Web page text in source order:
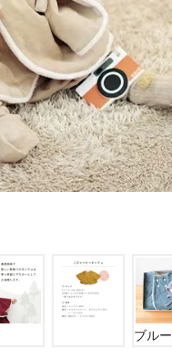
ブルー